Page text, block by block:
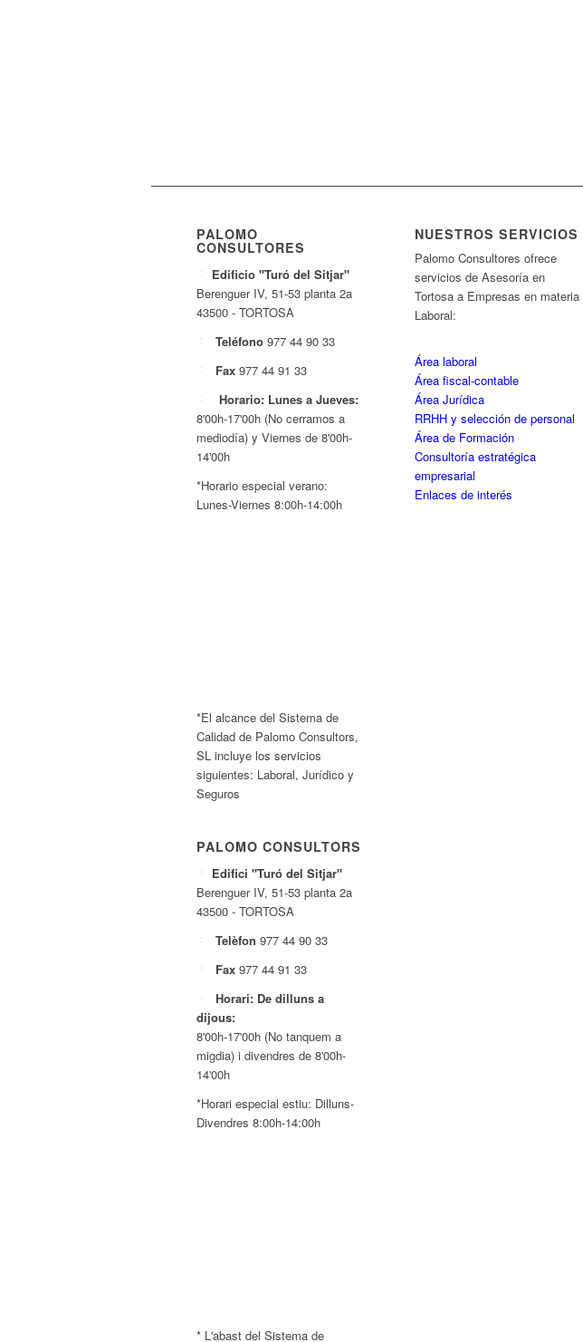
PALOMO
CONSULTORES
Edificio "Turó del Sitjar"
Berenguer IV, 51-53 planta 2a
43500 - TORTOSA
Teléfono977 44 90 33
Fax977 44 91 33
Horario: Lunes a Jueves:
8'00h-17'00h (No cerramos a
mediodía) y Viernes de 8'00h-
14'00h
*Horario especial verano:
Lunes-Viernes 8:00h-14:00h
*El alcance del Sistema de
Calidad de Palomo Consultors,
SL incluye los servicios
siguientes: Laboral, Jurídico y
Seguros
PALOMO CONSULTORS
Edifici "Turó del Sitjar"
Berenguer IV, 51-53 planta 2a
43500 - TORTOSA
Telèfon 977 44 90 33
Fax977 44 91 33
Horari: De dilluns a
dijous:
8'00h-17'00h (No tanquem a
migdia) i divendres de 8'00h-
14'00h
*Horari especial estiu: Dilluns-
Divendres 8:00h-14:00h
* L'abast del Sistema de
NUESTROS SERVICIOS
Palomo Consultores ofrece
servicios de Asesoría en
Tortosa a Empresas en materia
Laboral:
Área laboral
Área fiscal-contable
Área Jurídica
RRHH y selección de personal
Área de Formación
Consultoría estratégica
empresarial
Enlaces de interés